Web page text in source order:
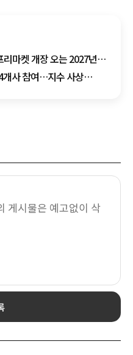
마켓 개장 오는 2027년
개사 참여…지수 사상